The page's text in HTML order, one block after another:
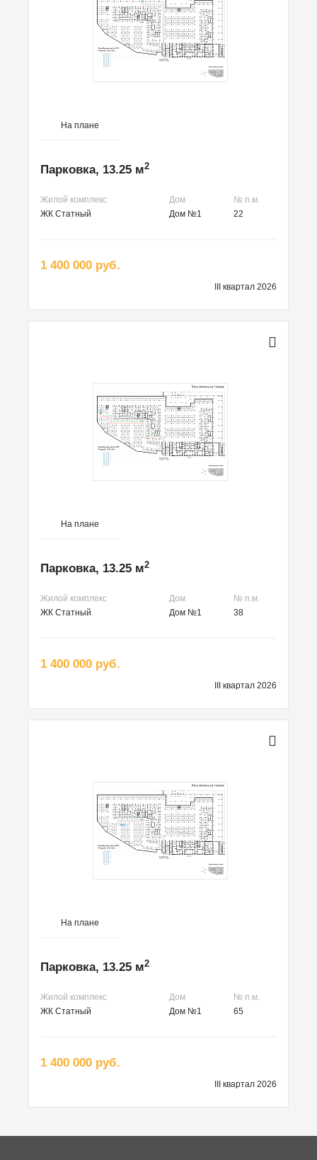
На плане
Парковка, 13.25 м2
Жилой комплекс Дом
№ п.м.
ЖК Статный
Дом №1 22
1 400 000 руб.
III квартал 2026
На плане
Парковка, 13.25 м2
Жилой комплекс Дом
№ п.м.
ЖК Статный
Дом №1 38
1 400 000 руб.
III квартал 2026
На плане
Парковка, 13.25 м2
Жилой комплекс Дом
№ п.м.
ЖК Статный
Дом №1 65
1 400 000 руб.
III квартал 2026